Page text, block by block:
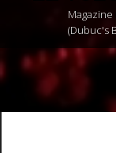
(Dubuc's